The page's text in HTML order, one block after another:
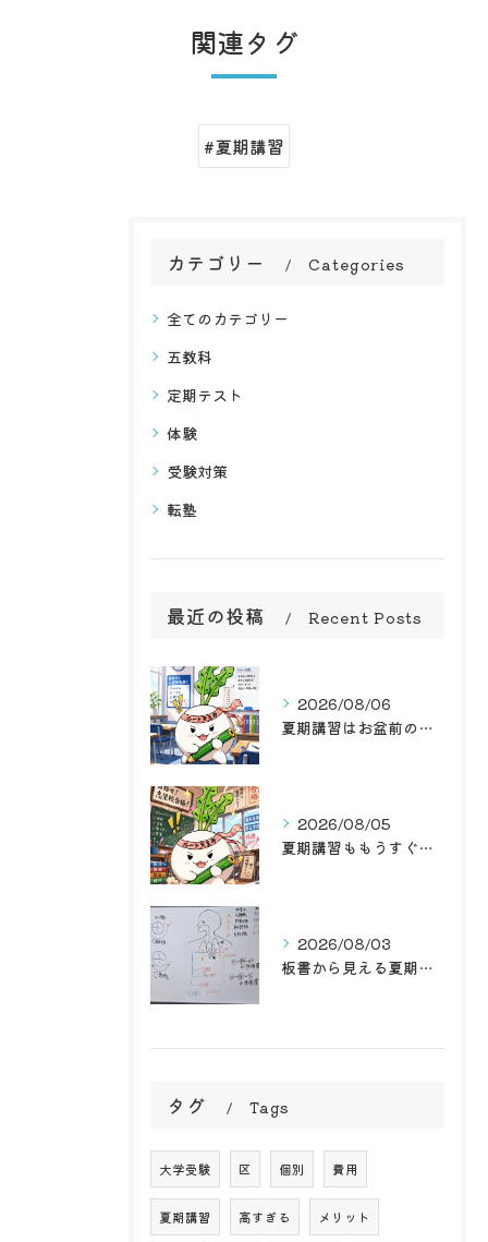
関連タグ
#夏期講習
カテゴリー Categories
全てのカテゴリー
五教科
定期テスト
体験
受験対策
転塾
最近の投稿 Recent Posts
2026/08/06
夏期講習はお盆前の後半戦！学習塾ルート天王寺で最高のお盆前を...
2026/08/05
夏期講習ももうすぐお盆前ですね
2026/08/03
板書から見える夏期講習
タグ Tags
大学受験 区 個別 費用
夏期講習 高すぎる メリット